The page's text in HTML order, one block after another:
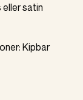
eller satin
Kipbar